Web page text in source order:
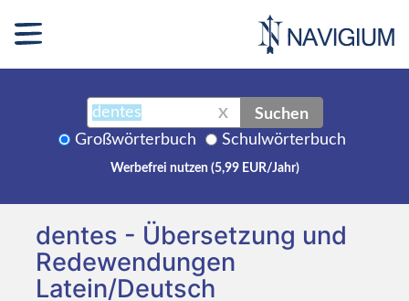
X Suchen
Großwörterbuch Schulwörterbuch
Werbefrei nutzen (5,99 EUR/Jahr)
dentes - Übersetzung und
Redewendungen
Latein/Deutsch